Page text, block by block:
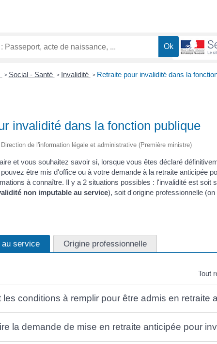
> Social - Santé > Invalidité > Retraite pour invalidité dans la
invalidité dans la fonction publique
de l'information légale et administrative (Première ministre)
et vous souhaitez savoir si, lorsque vous êtes déclaré
être mis d'office ou à votre demande à la retraite anticipée
à connaître. Il y a 2 situations possibles : l'invalidité est soit
non imputable au service), soit d'origine professionnelle
au service Origine professionnelle
Tout
conditions à remplir pour être admis en retraite
la demande de mise en retraite anticipée pour